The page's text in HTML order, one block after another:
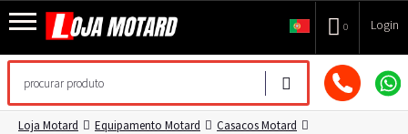
0 Login
Loja Motard Equipamento Motard
Casacos Motard